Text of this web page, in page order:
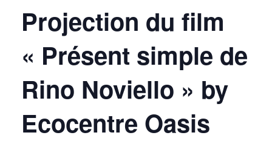
Projection du film
« Présent simple de
Rino Noviello » by
Ecocentre Oasis